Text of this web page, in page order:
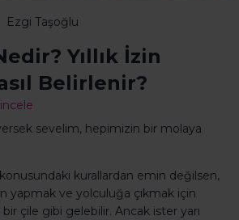
Ezgi Taşoğlu
Yıllık İzin
Belirlenir?
sevelim, hepimizin bir molaya
konusundaki kurallardan emin değilsen,
yapmak ve yolculuğa çıkmak için
çile gibi gelebilir. Ancak ister yarı